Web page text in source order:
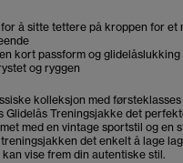
å sitte tettere på kroppen for et
kort passform og glidelåslukking
og ryggen
kolleksjon med
Glidelås Treningsjakke det
med en vintage sportstil og en
det enkelt å lage
vise frem din autentiske stil.